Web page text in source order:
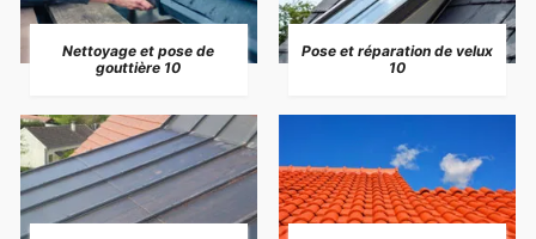
Nettoyage et pose de
gouttière 10
Pose et réparation de velux
10